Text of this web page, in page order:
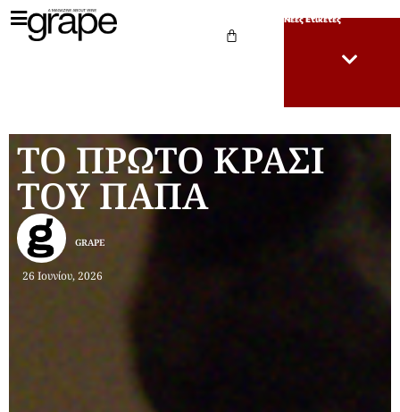
Νέες Ετικέτες
ΤΟ ΠΡΩΤΟ ΚΡΑΣΙ
ΤΟΥ ΠΑΠΑ
26 Ιουνίου, 2026
GRAPE